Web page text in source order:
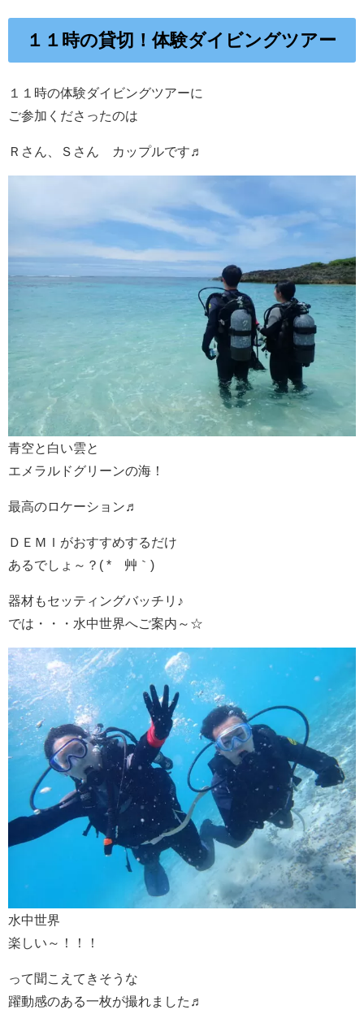
１１時の貸切！体験ダイビングツアー
１１時の体験ダイビングツアーに
ご参加くださったのは
Ｒさん、Ｓさん カップルです♬
青空と白い雲と
エメラルドグリーンの海！
最高のロケーション♬
ＤＥＭＩがおすすめするだけ
あるでしょ～？( *´艸｀)
器材もセッティングバッチリ♪
では・・・水中世界へご案内～☆
水中世界
楽しい～！！！
って聞こえてきそうな
躍動感のある一枚が撮れました♬